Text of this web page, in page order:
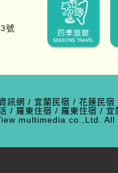
號
訊網 / 宜蘭民宿 / 花蓮民宿
/ 羅東住宿 / 羅東住宿 / 宜
multimedia co.,Ltd.